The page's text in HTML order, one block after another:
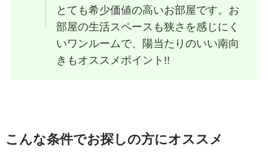
とても希少価値の高いお部屋です。お
部屋の生活スペースも狭さを感じにく
いワンルームで、陽当たりのいい南向
きもオススメポイント!!
こんな条件でお探しの方にオススメ